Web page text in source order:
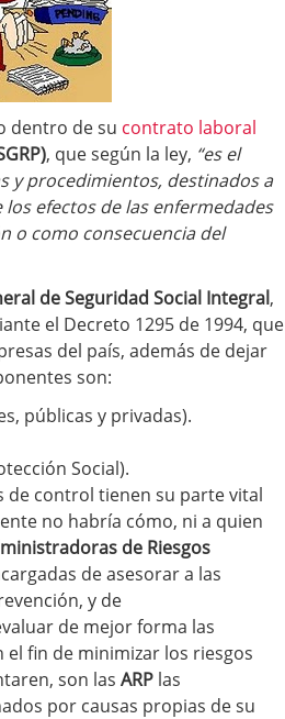
dentro de su contrato laboral
, que según la ley, “es el
y procedimientos, destinados a
efectos de las enfermedades
o como consecuencia del
de Seguridad Social Integral,
el Decreto 1295 de 1994, que
del país, además de dejar
son:
públicas y privadas).
Social).
de control tienen su parte vital
no habría cómo, ni a quien
de Riesgos
de asesorar a las
y de
de mejor forma las
fin de minimizar los riesgos
son las ARP las
por causas propias de su